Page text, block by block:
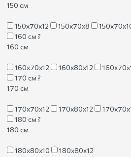
150 см
150х70х12 150х70х8
160 см?
160 см
160х70х12 160х80х12
170 см?
170 см
170х70х12 170х80х12
180 см?
180 см
180х80х10
180х80х12